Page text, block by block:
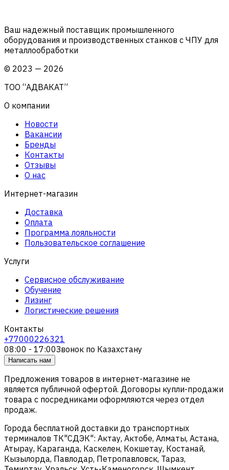
Ваш надежный поставщик промышленного
оборудования и производственных станков с ЧПУ для
металлообработки
© 2023 — 2026
ТОО “АДВАКАТ”
О компании
Новости
Вакансии
Бренды
Контакты
Отзывы
О нас
Интернет-магазин
Доставка
Оплата
Программа лояльности
Пользовательское соглашение
Услуги
Сервисное обслуживание
Обучение
Лизинг
Логистические решения
Контакты
+77000226321
08:00 - 17:00Звонок по Казахстану
Написать нам
Предложения товаров в интернет-магазине не
является публичной офертой. Договоры купли-продажи
товара с посредниками оформляются через отдел
продаж.
Города бесплатной доставки до транспортных
терминалов ТК"СДЭК": Актау, Актобе, Алматы, Астана,
Атырау, Караганда, Каскелен, Кокшетау, Костанай,
Кызылорда, Павлодар, Петропавловск, Тараз,